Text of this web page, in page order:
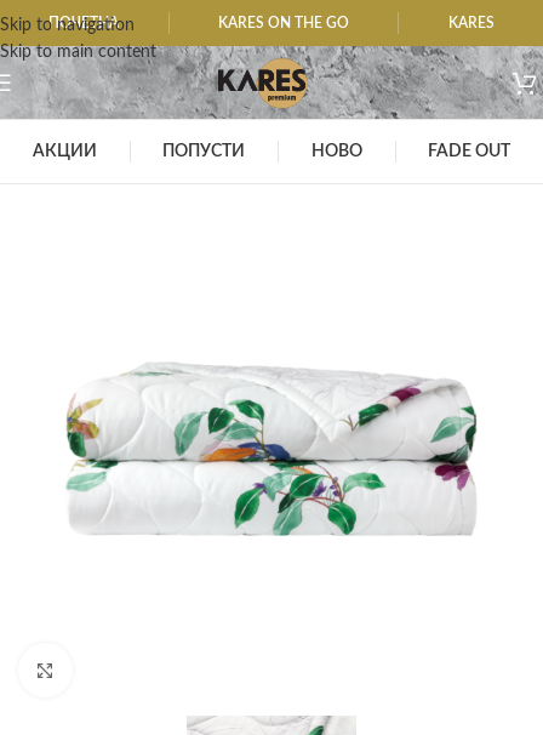
Skip to navigation
Skip to main content
ПОЧЕТНА KARES ON THE GO KARES
АКЦИИ ПОПУСТИ НОВО FADE OUT